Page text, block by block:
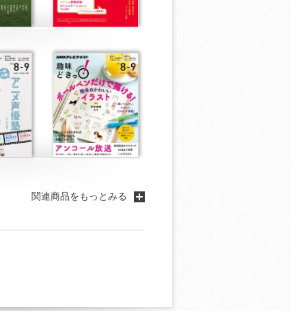
関連商品をもっとみる